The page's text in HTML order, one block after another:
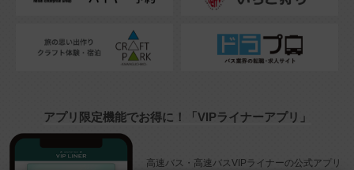
アプリ限定機能でお得に！「VIPライナーアプリ」
高速バス・高速バスVIPライナーの公式アプリ